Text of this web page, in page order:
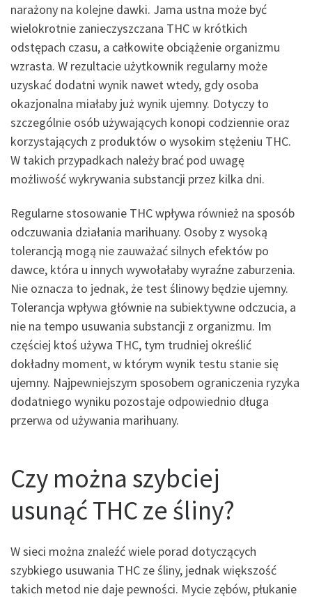
narażony na kolejne dawki. Jama ustna może być
wielokrotnie zanieczyszczana THC w krótkich
odstępach czasu, a całkowite obciążenie organizmu
wzrasta. W rezultacie użytkownik regularny może
uzyskać dodatni wynik nawet wtedy, gdy osoba
okazjonalna miałaby już wynik ujemny. Dotyczy to
szczególnie osób używających konopi codziennie oraz
korzystających z produktów o wysokim stężeniu THC.
W takich przypadkach należy brać pod uwagę
możliwość wykrywania substancji przez kilka dni.
Regularne stosowanie THC wpływa również na sposób
odczuwania działania marihuany. Osoby z wysoką
tolerancją mogą nie zauważać silnych efektów po
dawce, która u innych wywołałaby wyraźne zaburzenia.
Nie oznacza to jednak, że test ślinowy będzie ujemny.
Tolerancja wpływa głównie na subiektywne odczucia, a
nie na tempo usuwania substancji z organizmu. Im
częściej ktoś używa THC, tym trudniej określić
dokładny moment, w którym wynik testu stanie się
ujemny. Najpewniejszym sposobem ograniczenia ryzyka
dodatniego wyniku pozostaje odpowiednio długa
przerwa od używania marihuany.
Czy można szybciej
usunąć THC ze śliny?
W sieci można znaleźć wiele porad dotyczących
szybkiego usuwania THC ze śliny, jednak większość
takich metod nie daje pewności. Mycie zębów, płukanie